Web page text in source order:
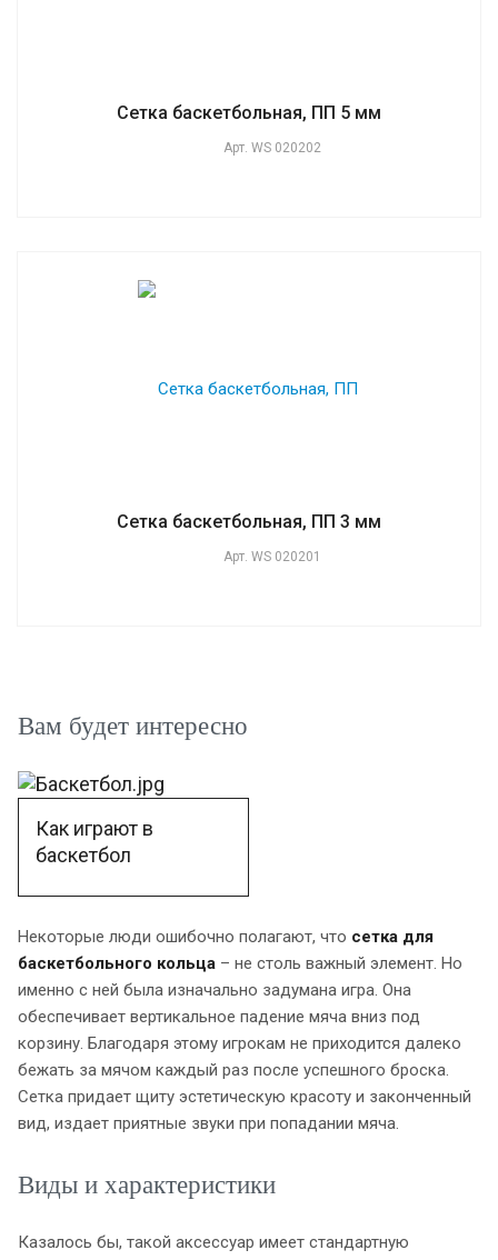
Сетка баскетбольная, ПП 5 мм
Арт. WS 020202
Сетка баскетбольная, ПП 3 мм
Арт. WS 020201
Вам будет интересно
Как играют в
баскетбол
Некоторые люди ошибочно полагают, что сетка для
баскетбольного кольца – не столь важный элемент. Но
именно с ней была изначально задумана игра. Она
обеспечивает вертикальное падение мяча вниз под
корзину. Благодаря этому игрокам не приходится далеко
бежать за мячом каждый раз после успешного броска.
Сетка придает щиту эстетическую красоту и законченный
вид, издает приятные звуки при попадании мяча.
Виды и характеристики
Казалось бы, такой аксессуар имеет стандартную